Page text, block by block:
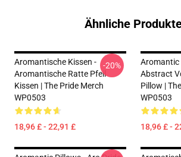
Ähnliche
Aromantische Kissen -
Aromantische Ratte Pfeil
Kissen | The Pride Merch
WP0503
18,96 £ - 22,91 £
-20%
Aromantic
Abstract
Pillow |
WP0503
18,96 £ -